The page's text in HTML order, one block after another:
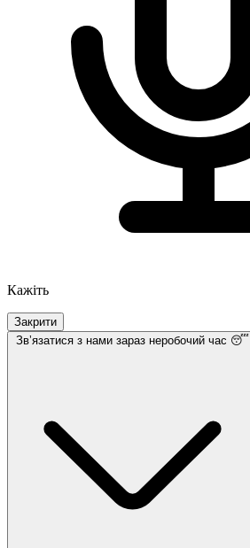
Кажіть
Закрити
Звʼязатися з нами зараз неробочий час 😴